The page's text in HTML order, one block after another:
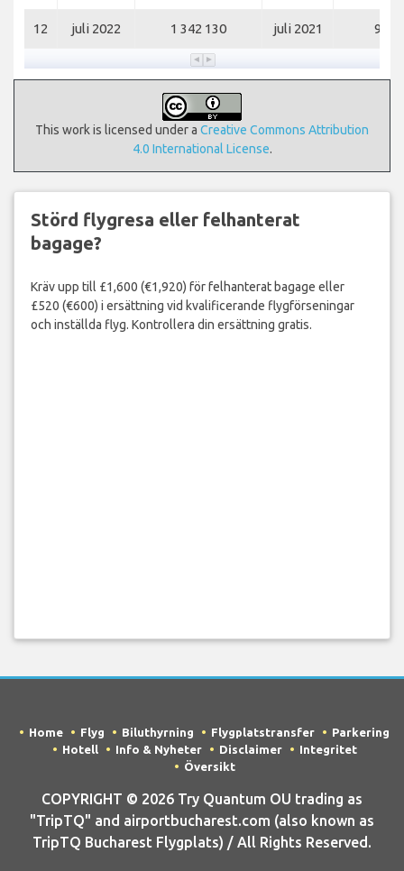
12 juli 2022 1 342 130 juli 2021 949
This work is licensed under a Creative Commons Attribution
4.0 International License.
Störd flygresa eller felhanterat
bagage?
Kräv upp till £1,600 (€1,920) för felhanterat bagage eller
£520 (€600) i ersättning vid kvalificerande flygförseningar
och inställda flyg. Kontrollera din ersättning gratis.
Home Flyg Biluthyrning Flygplatstransfer
Parkering
Hotell
Info & Nyheter Disclaimer
Integritet
Översikt
COPYRIGHT © 2026 Try Quantum OU trading as
"TripTQ" and airportbucharest.com (also known as
TripTQ Bucharest Flygplats) / All Rights Reserved.